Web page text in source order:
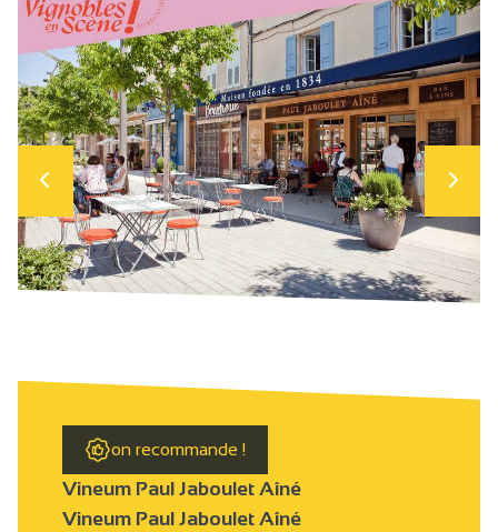
on recommande !
Vineum Paul Jaboulet Aîné
Vineum Paul Jaboulet Aîné